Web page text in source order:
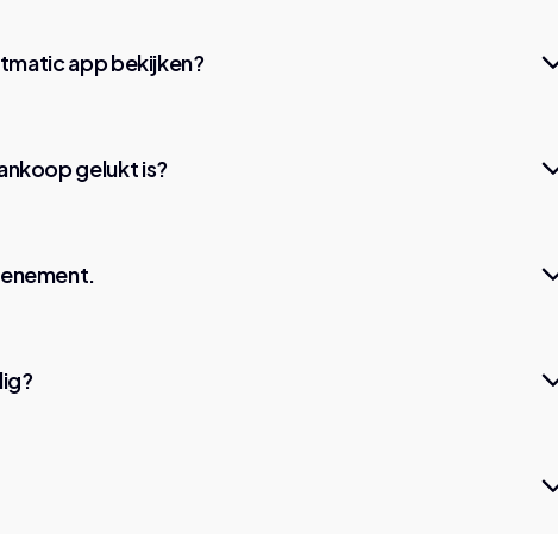
app bekijken?
gelukt is?